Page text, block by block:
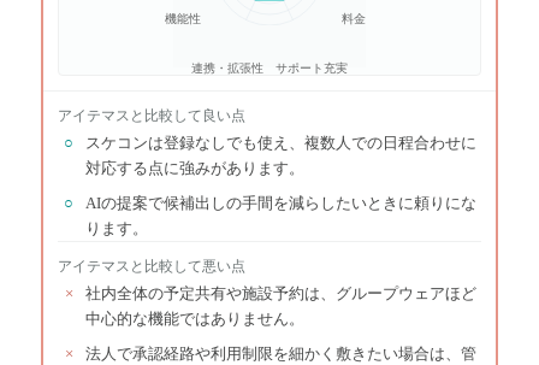
料金
サポート充実
連携・拡張性
機能性
アイテマス と比較して良い点
○
スケコンは登録なしでも使え、複数人での日程合わせに
対応する点に強みがあります。
○
AIの提案で候補出しの手間を減らしたいときに頼りにな
ります。
アイテマス と比較して悪い点
×
社内全体の予定共有や施設予約は、グループウェアほど
中心的な機能ではありません。
×
法人で承認経路や利用制限を細かく敷きたい場合は、管